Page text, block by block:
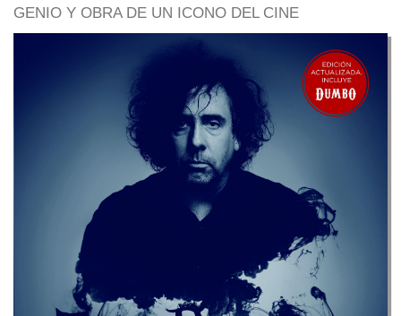
GENIO Y OBRA DE UN ICONO DEL CINE